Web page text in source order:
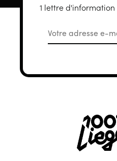
1 lettre